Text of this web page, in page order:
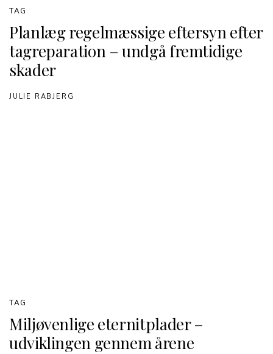
Planlæg regelmæssige eftersyn efter
tagreparation – undgå fremtidige
skader
TAG
JULIE RABJERG
Miljøvenlige eternitplader –
udviklingen gennem årene
TAG